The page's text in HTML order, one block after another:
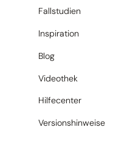
Fallstudien
Inspiration
Blog
Videothek
Hilfecenter
Versionshinweise